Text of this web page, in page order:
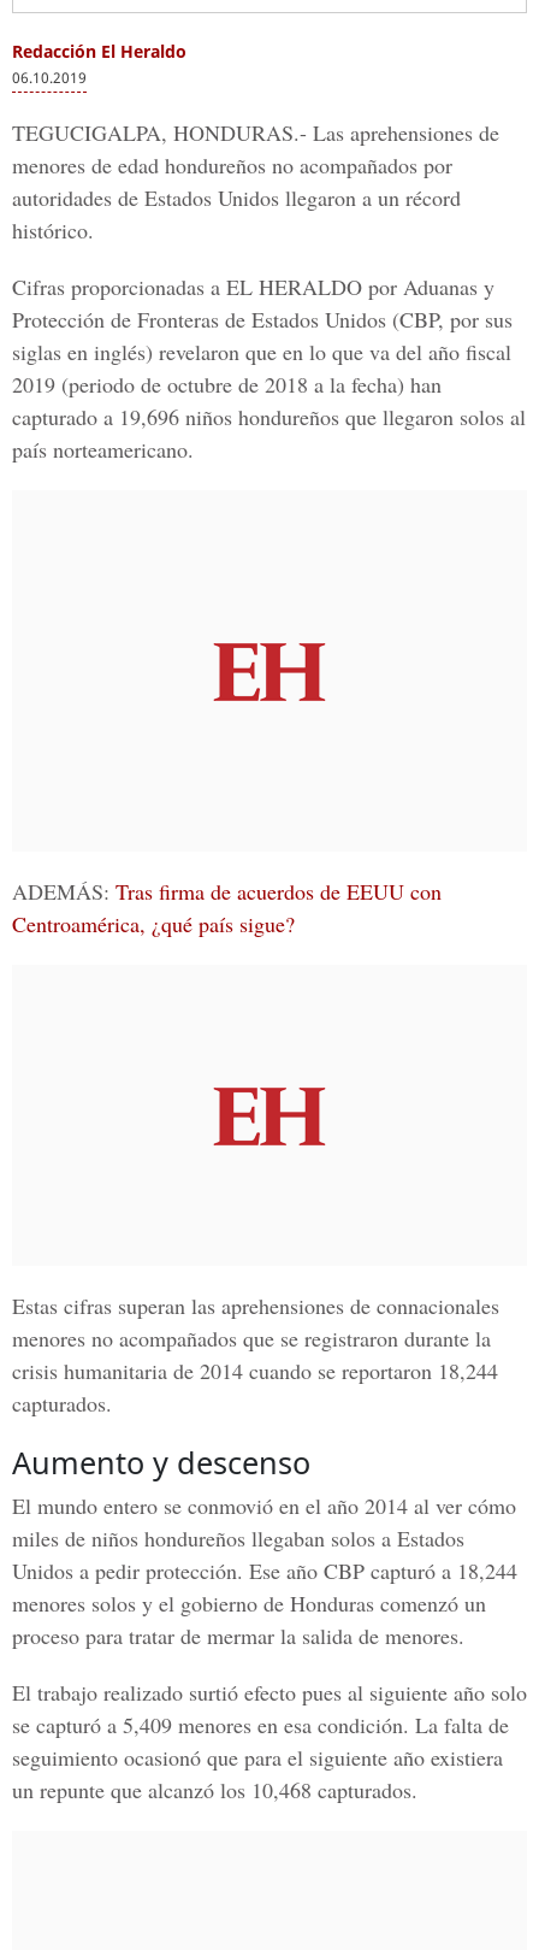
Redacción El Heraldo
06.10.2019
TEGUCIGALPA, HONDURAS.- Las aprehensiones de
menores de edad hondureños no acompañados por
autoridades de Estados Unidos llegaron a un récord
histórico.
Cifras proporcionadas a EL HERALDO por Aduanas y
Protección de Fronteras de Estados Unidos (CBP, por sus
siglas en inglés) revelaron que en lo que va del año fiscal
2019 (periodo de octubre de 2018 a la fecha) han
capturado a 19,696 niños hondureños que llegaron solos al
país norteamericano.
ADEMÁS: Tras firma de acuerdos de EEUU con
Centroamérica, ¿qué país sigue?
Estas cifras superan las aprehensiones de connacionales
menores no acompañados que se registraron durante la
crisis humanitaria de 2014 cuando se reportaron 18,244
capturados.
Aumento y descenso
El mundo entero se conmovió en el año 2014 al ver cómo
miles de niños hondureños llegaban solos a Estados
Unidos a pedir protección. Ese año CBP capturó a 18,244
menores solos y el gobierno de Honduras comenzó un
proceso para tratar de mermar la salida de menores.
El trabajo realizado surtió efecto pues al siguiente año solo
se capturó a 5,409 menores en esa condición. La falta de
seguimiento ocasionó que para el siguiente año existiera
un repunte que alcanzó los 10,468 capturados.